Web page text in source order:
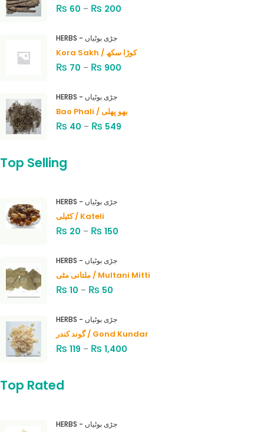
₨ 60 – ₨ 200
HERBS - جڑی بوٹیاں
Kora Sakh / کوڑا سکھ
₨ 70 – ₨ 900
HERBS - جڑی بوٹیاں
Bao Phali / بھو پھلی
₨ 40 – ₨ 549
Top Selling
HERBS - جڑی بوٹیاں
کٹیلی / Kateli
₨ 20 – ₨ 150
HERBS - جڑی بوٹیاں
ملتانی مٹی / Multani Mitti
₨ 10 – ₨ 50
HERBS - جڑی بوٹیاں
گوند کندر / Gond Kundar
₨ 119 – ₨ 1,400
Top Rated
HERBS - جڑی بوٹیاں